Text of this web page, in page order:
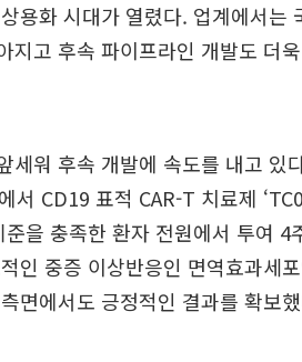
용화 시대가 열렸다. 업계에서는
지고 후속 파이프라인 개발도 더
세워 후속 개발에 속도를 내고 있
서 CD19 표적 CAR-T 치료제
을 충족한 환자 전원에서 투여 4
인 중증 이상반응인 면역효과세
면에서도 긍정적인 결과를 확보